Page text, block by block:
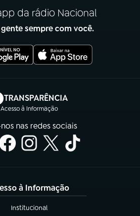
da rádio Nacional
gente sempre com você.
TRANSPARÊNCIA
Acesso à Informação
(abre em nova aba)
nas redes sociais
à Informação
Institucional
(abre em nova aba)